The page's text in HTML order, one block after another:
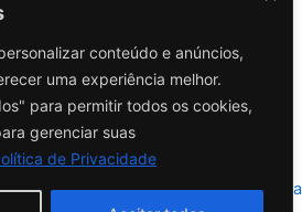
conteúdo e anúncios,
uma experiência melhor.
para permitir todos os cookies,
gerenciar suas
de Privacidade
de Privacidade
de Uso
Aviso Legal
Instagram
Inteligente | Powered byTema Astra